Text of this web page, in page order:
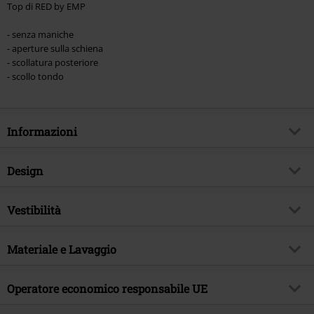
Top di RED by EMP
- senza maniche
- aperture sulla schiena
- scollatura posteriore
- scollo tondo
Informazioni
Codice articolo
Brand
Tema
Sesso
Donna
Design
Tipologia prodotto
Scollo
Vestibilità
Vestibilità/Top
Materiale e Lavaggio
Materiale esterno
95% cotone, 5% spandex
Operatore economico responsabile UE